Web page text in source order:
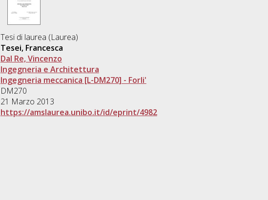
Tesi di laurea (Laurea)
Tesei, Francesca
Dal Re, Vincenzo
Ingegneria e Architettura
Ingegneria meccanica [L-DM270] - Forli'
DM270
21 Marzo 2013
https://amslaurea.unibo.it/id/eprint/4982